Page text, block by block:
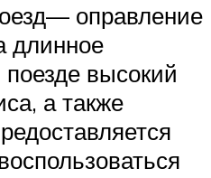
оправление
длинное
высокий
а также